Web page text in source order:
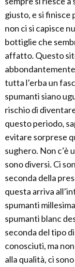
giusto, e si
non ci si capisce
bottiglie che
affatto. Questo
tutta l’erba un
spumanti siano
rischio di
questo periodo,
evitare sorprese
sughero. Non c’è
sono diversi. Ci
seconda della
questa arriva
spumanti
spumanti blanc
seconda del tipo
conosciuti, ma
alla qualità, ci